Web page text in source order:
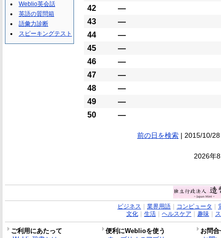
42
―
43
―
44
―
45
―
46
―
47
―
48
―
49
―
50
―
前の日を検索| 2015/10/
2026年
Weblio英会話
英語の質問箱
語彙力診断
スピーキングテスト
ビジネス 業界用語｜ コンピュータ
文化｜ 生活｜ ヘルスケア 趣味｜
ご利用にあたって 便利にWeblioを使う
お問